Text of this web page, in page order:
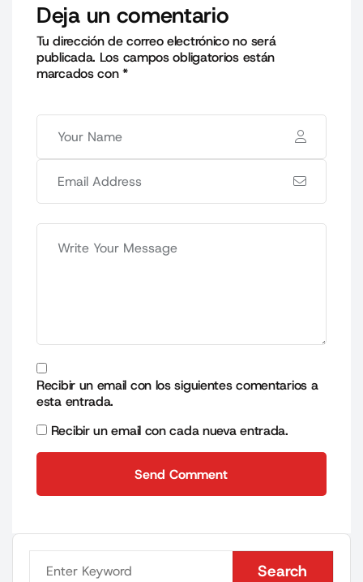
Deja un comentario
Tu dirección de correo electrónico no será
publicada. Los campos obligatorios están
marcados con*
Recibir un email con los siguientes comentarios a
esta entrada.
Recibir un email con cada nueva entrada.
Send Comment
Search